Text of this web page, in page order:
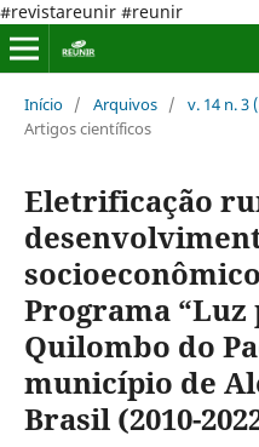
#revistareunir #reunir
Início / Arquivos / v. 14 n. 3
Artigos científicos
Eletrificação
Programa “Luz
Quilombo do
município de
Brasil (2010-